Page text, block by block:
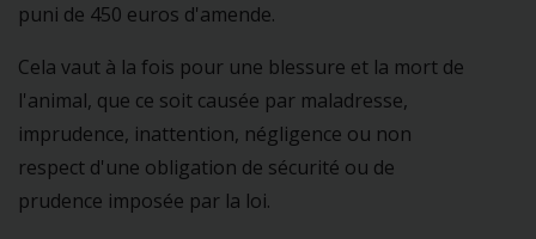
puni de 450 euros d'amende.
Cela vaut à la fois pour une blessure et la mort de
l'animal, que ce soit causée par maladresse,
imprudence, inattention, négligence ou non
respect d'une obligation de sécurité ou de
prudence imposée par la loi.